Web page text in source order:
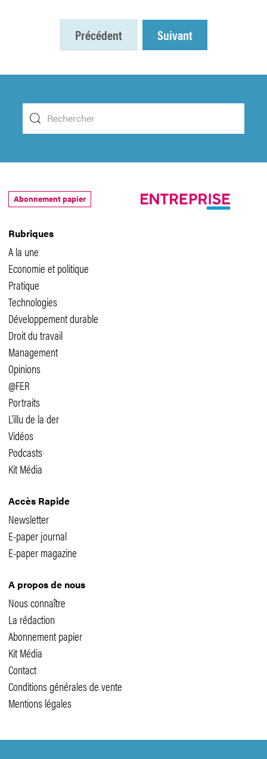
Précédent Suivant
Rubriques
A la une
Economie et politique
Pratique
Technologies
Développement durable
Droit du travail
Management
Opinions
@FER
Portraits
L'illu de la der
Vidéos
Podcasts
Kit Média
Accès Rapide
Newsletter
E-paper journal
E-paper magazine
A propos de nous
Nous connaître
La rédaction
Abonnement papier
Kit Média
Contact
Conditions générales de vente
Mentions légales
Abonnement papier